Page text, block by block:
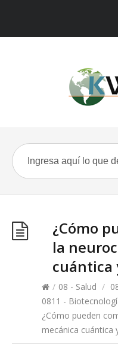
¿Cómo
la
cuántica
/ 08 - Salud /
0811 -
¿Cómo pueden
mecánica cuántica